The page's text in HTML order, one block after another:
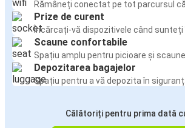
Rămâneți conectat pe tot parcursul
Prize de curent
Încărcați-vă dispozitivele când sunteți
Scaune confortabile
Spațiu amplu pentru picioare și
Depozitarea bagajelor
Spațiu pentru a vă depozita în
Călătoriți pentru prima dată